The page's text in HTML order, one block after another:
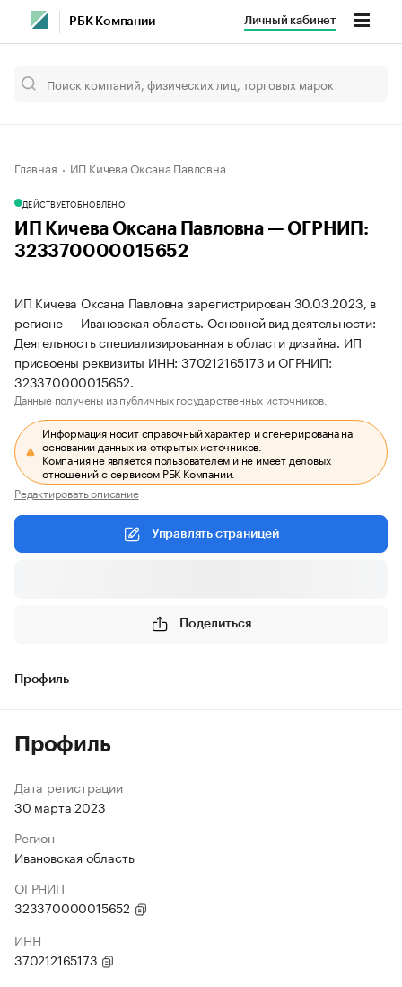
РБК Компании Личный кабинет
Главная ИП Кичева Оксана Павловна
ДЕЙСТВУЕТОБНОВЛЕНО
ИП Кичева Оксана Павловна — ОГРНИП:
323370000015652
ИП Кичева Оксана Павловна зарегистрирован 30.03.2023, в
регионе — Ивановская область. Основной вид деятельности:
Деятельность специализированная в области дизайна. ИП
присвоены реквизиты ИНН: 370212165173 и ОГРНИП:
323370000015652.
Данные получены из публичных государственных источников.
Информация носит справочный характер и сгенерирована на
основании данных из открытых источников.
Компания не является пользователем и не имеет деловых
отношений с сервисом РБК Компании.
Редактировать описание
Управлять страницей
Поделиться
Профиль
Профиль
Дата регистрации
30 марта 2023
Регион
Ивановская область
ОГРНИП
323370000015652
ИНН
370212165173